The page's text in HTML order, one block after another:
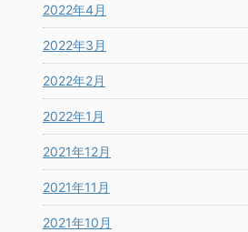
2022年4月
2022年3月
2022年2月
2022年1月
2021年12月
2021年11月
2021年10月